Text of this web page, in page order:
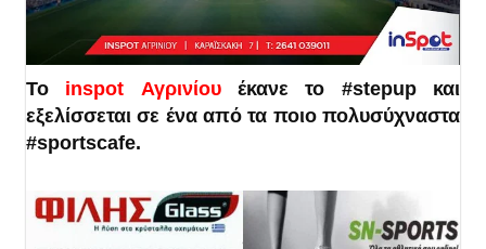
Το inspot Αγρινίουέκανε το #stepup και
εξελίσσεται σε ένα από τα ποιο πολυσύχναστα
#sportscafe.